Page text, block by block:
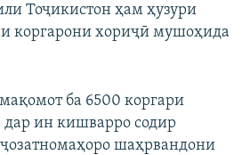
Тоҷикистон ҳам ҳузури
коргарони хориҷӣ мушоҳида
ба 6500 коргари
ин кишварро содир
шаҳрвандони